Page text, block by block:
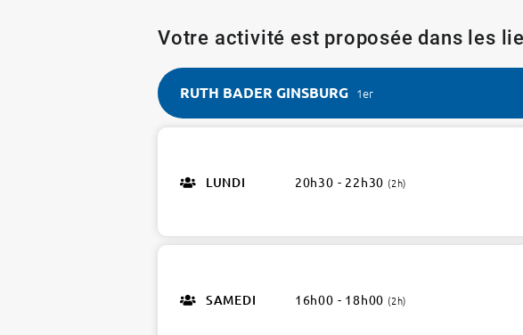
Votre activité est proposée dans les
RUTH BADER GINSBURG 1er
GINSBURG
ateliers
LUNDI 20h30 - 22h30 (2h)
SAMEDI 16h00 - 18h00 (2h)